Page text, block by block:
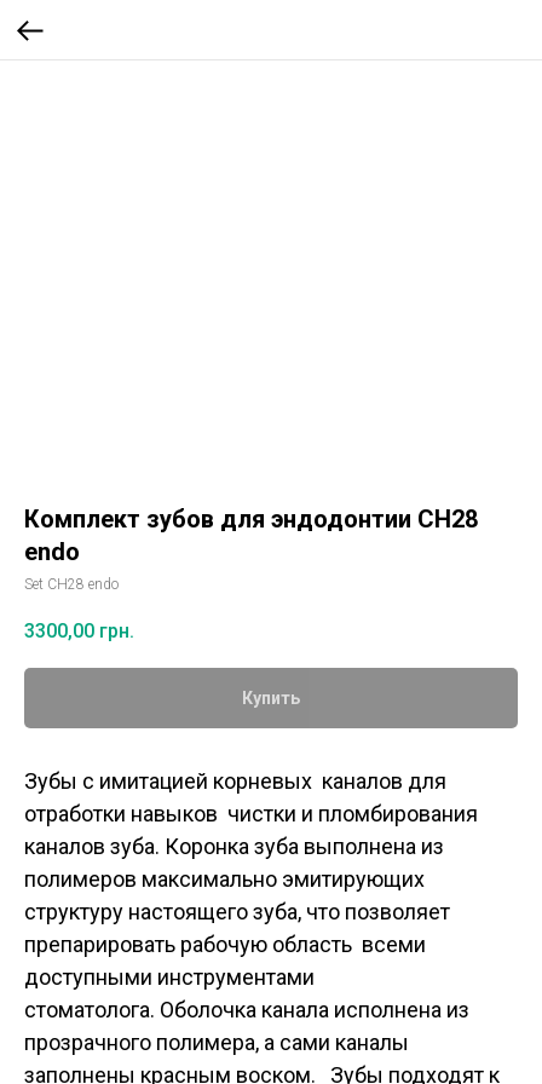
Комплект зубов для эндодонтии СН28
endo
Set CH28 endo
3300,00 грн.
Купить
Зубы с имитацией корневых каналов для
отработки навыков чистки и пломбирования
каналов зуба. Коронка зуба выполнена из
полимеров максимально эмитирующих
структуру настоящего зуба, что позволяет
препарировать рабочую область всеми
доступными инструментами
стоматолога. Оболочка канала исполнена из
прозрачного полимера, а сами каналы
заполнены красным воском. Зубы подходят к